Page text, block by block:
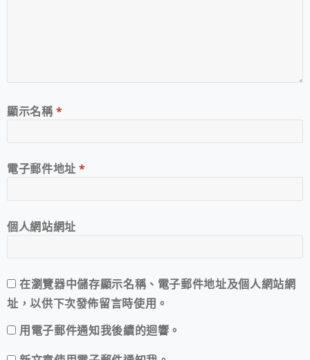
顯示名稱*
電子郵件地址*
個人網站網址
在瀏覽器中儲存顯示名稱、電子郵件地址及個人網站網
址，以供下次發佈留言時使用。
用電子郵件通知我後續的迴響。